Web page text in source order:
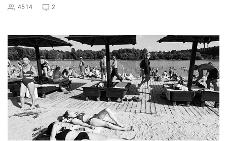
4514 2